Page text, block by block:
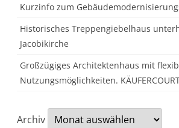
Kurzinfo zum
Historisches Treppengiebelhaus
Jacobikirche
Großzügiges Architektenhaus mit
Nutzungsmöglichkeiten.
Archiv